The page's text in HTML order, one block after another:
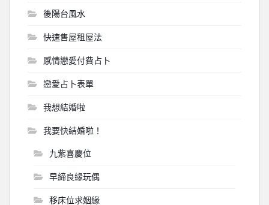
後陽台風水
快速售屋租屋法
感情戀愛付費占卜
戀愛占卜表單
我想結婚啦
我要快結婚啦！
九紫喜慶位
早締良緣玩偶
移床位求姻緣